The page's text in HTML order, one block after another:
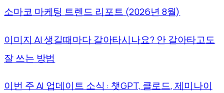
소마코 마케팅 트렌드 리포트 (2026년 8월)
이미지 AI 생길때마다 갈아타시나요? 안 갈아타고도
잘 쓰는 방법
이번 주 AI 업데이트 소식 : 챗GPT, 클로드, 제미나이